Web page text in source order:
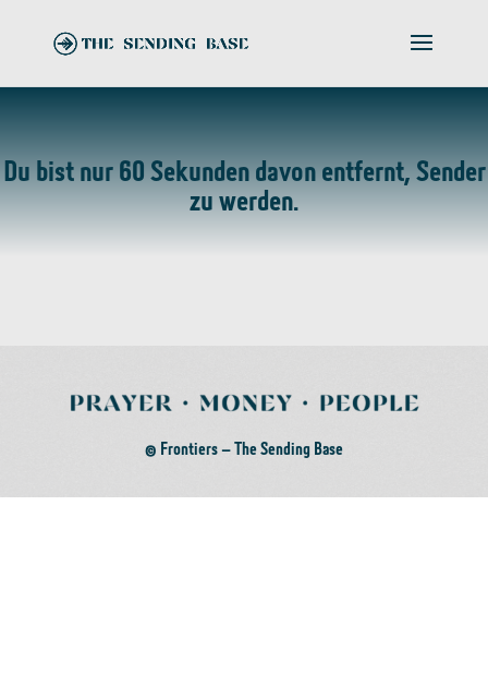
Du bist nur 60 Sekunden davon entfernt, Sender
zu werden.
© Frontiers – The Sending Base